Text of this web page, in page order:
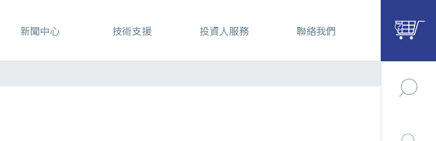
新聞中心 技術支援 投資人服務 聯絡我們